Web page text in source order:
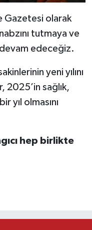
Gazetesi olarak
tutmaya ve
edeceğiz.
yeni yılını
2025’in sağlık,
yıl olmasını
hep birlikte